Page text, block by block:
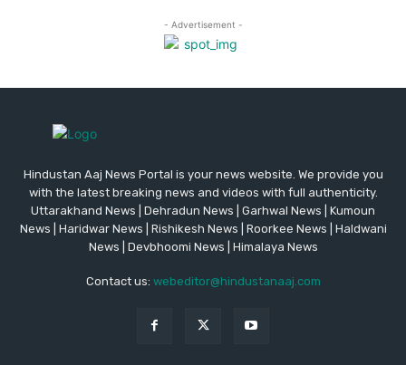
Hindustan Aaj News Portal is your news website. We provide you
with the latest breaking news and videos with full authenticity.
Uttarakhand News | Dehradun News | Garhwal News | Kumoun
News | Haridwar News | Rishikesh News | Roorkee News | Haldwani
News | Devbhoomi News | Himalaya News
Contact us: webeditor@hindustanaaj.com